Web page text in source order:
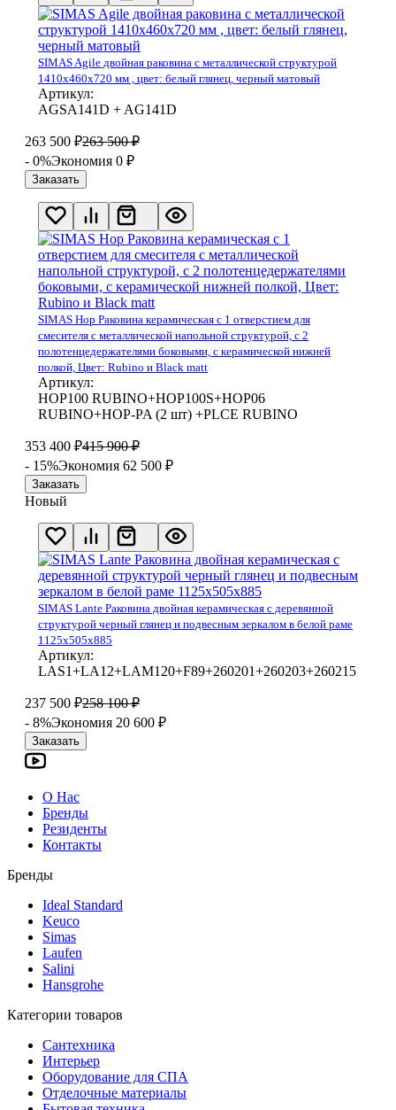
SIMAS Agile двойная раковина с металлической структурой
1410x460x720 мм , цвет: белый глянец, черный матовый
Артикул:
AGSA141D + AG141D
263 500 ₽263 500 ₽
- 0%Экономия 0 ₽
Заказать
SIMAS Hop Раковина керамическая с 1 отверстием для
смесителя с металлической напольной структурой, с 2
полотенцедержателями боковыми, с керамической нижней
полкой, Цвет: Rubino и Black matt
Артикул:
HOP100 RUBINO+HOP100S+HOP06
RUBINO+HOP-PA (2 шт) +PLCE RUBINO
353 400 ₽415 900 ₽
- 15%Экономия 62 500 ₽
Заказать
Новый
SIMAS Lante Раковина двойная керамическая с деревянной
структурой черный глянец и подвесным зеркалом в белой раме
1125х505х885
Артикул:
LAS1+LA12+LAM120+F89+260201+260203+260215
237 500 ₽258 100 ₽
- 8%Экономия 20 600 ₽
Заказать
О Нас
Бренды
Резиденты
Контакты
Бренды
Ideal Standard
Keuco
Simas
Laufen
Salini
Hansgrohe
Категории товаров
Сантехника
Интерьер
Оборудование для СПА
Отделочные материалы